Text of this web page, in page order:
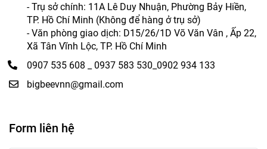
- Trụ sở chính: 11A Lê Duy Nhuận, Phường Bảy Hiền,
TP. Hồ Chí Minh (Không để hàng ở trụ sở)
- Văn phòng giao dịch: D15/26/1D Võ Văn Vân , Ấp 22,
Xã Tân Vĩnh Lộc, TP. Hồ Chí Minh
0907 535 608 _ 0937 583 530_0902 934 133
bigbeevnn@gmail.com
Form liên hệ